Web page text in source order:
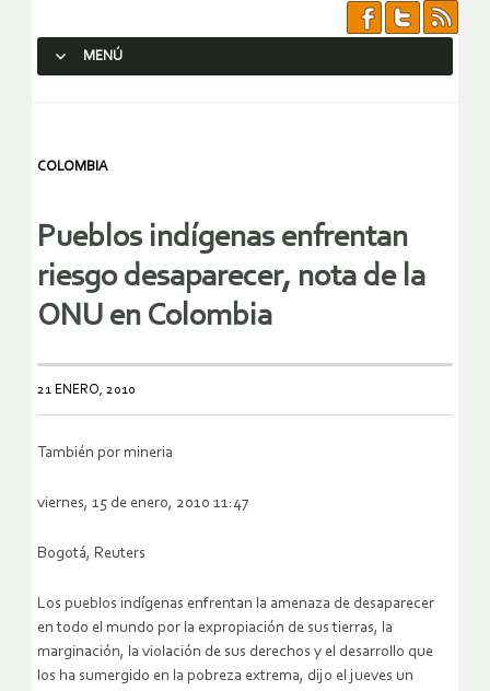
MENÚ
COLOMBIA
Pueblos indígenas enfrentan
riesgo desaparecer, nota de la
ONU en Colombia
21 ENERO, 2010
También por mineria
viernes, 15 de enero, 2010 11:47
Bogotá, Reuters
Los pueblos indígenas enfrentan la amenaza de desaparecer
en todo el mundo por la expropiación de sus tierras, la
marginación, la violación de sus derechos y el desarrollo que
los ha sumergido en la pobreza extrema, dijo el jueves un